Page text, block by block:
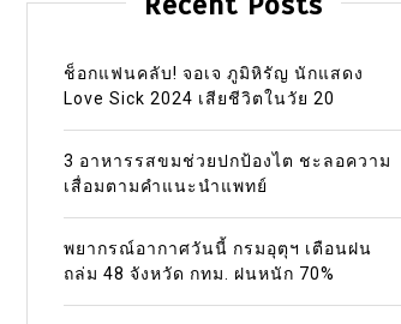
ช็อกแฟนคลับ! จอเจ ภูมิหิรัญ นักแสดง
Love Sick 2024 เสียชีวิตในวัย 20
3 อาหารรสขมช่วยปกป้องไต ชะลอความ
เสื่อมตามคำแนะนำแพทย์
พยากรณ์อากาศวันนี้ กรมอุตุฯ เตือนฝน
ถล่ม 48 จังหวัด กทม. ฝนหนัก 70%